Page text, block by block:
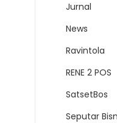
Jurnal
News
Ravintola
RENE 2 POS
SatsetBos
Seputar